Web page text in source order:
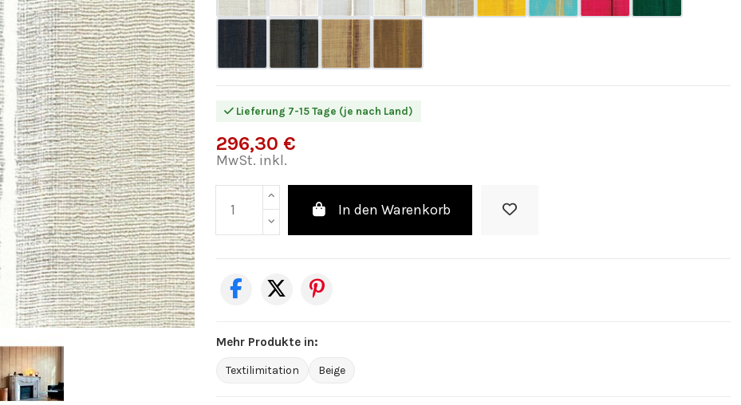
Lieferung 7-15 Tage (je nach Land)
296,30 €
MwSt. inkl.
In den Warenkorb
Mehr Produkte in:
Textilimitation Beige